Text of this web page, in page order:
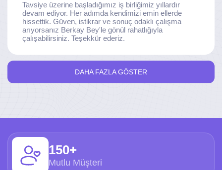
Tavsiye üzerine başladığımız iş birliğimiz yıllardır
devam ediyor. Her adımda kendimizi emin ellerde
hissettik. Güven, istikrar ve sonuç odaklı çalışma
arıyorsanız Berkay Bey'le gönül rahatlığıyla
çalışabilirsiniz. Teşekkür ederiz.
DAHA FAZLA GÖSTER
150+
Mutlu Müşteri